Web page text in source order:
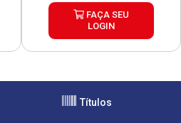
FAÇA SEU
LOGIN
Títulos